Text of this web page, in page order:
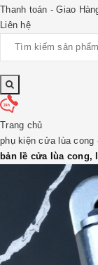
Thanh toán - Giao
Liên hệ
Trang chủ
phụ kiện cửa lùa cong
bản lề cửa lùa cong,